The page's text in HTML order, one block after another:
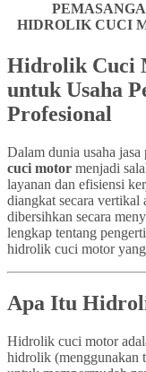
HIDROLIK CUCI
Hidrolik Cuci
untuk Usaha
Profesional
Dalam dunia usaha jasa
cuci motor menjadi
layanan dan efisiensi
diangkat secara vertikal
dibersihkan secara
lengkap tentang
hidrolik cuci motor
Apa Itu
Hidrolik cuci motor
hidrolik (menggunakan